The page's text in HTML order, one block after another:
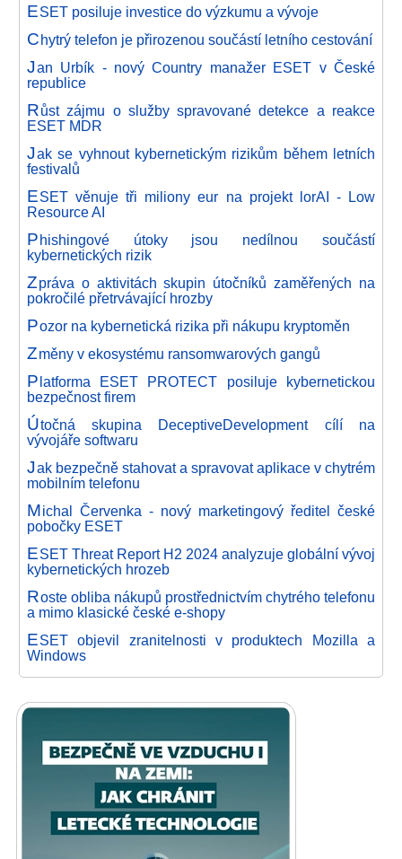
ESET posiluje investice do výzkumu a vývoje
Chytrý telefon je přirozenou součástí letního cestování
Jan Urbík - nový Country manažer ESET v České
republice
Růst zájmu o služby spravované detekce a reakce
ESET MDR
Jak se vyhnout kybernetickým rizikům během letních
festivalů
ESET věnuje tři miliony eur na projekt lorAI - Low
Resource AI
Phishingové útoky jsou nedílnou součástí
kybernetických rizik
Zpráva o aktivitách skupin útočníků zaměřených na
pokročilé přetrvávající hrozby
Pozor na kybernetická rizika při nákupu kryptoměn
Změny v ekosystému ransomwarových gangů
Platforma ESET PROTECT posiluje kybernetickou
bezpečnost firem
Útočná skupina DeceptiveDevelopment cílí na
vývojáře softwaru
Jak bezpečně stahovat a spravovat aplikace v chytrém
mobilním telefonu
Michal Červenka - nový marketingový ředitel české
pobočky ESET
ESET Threat Report H2 2024 analyzuje globální vývoj
kybernetických hrozeb
Roste obliba nákupů prostřednictvím chytrého telefonu
a mimo klasické české e-shopy
ESET objevil zranitelnosti v produktech Mozilla a
Windows